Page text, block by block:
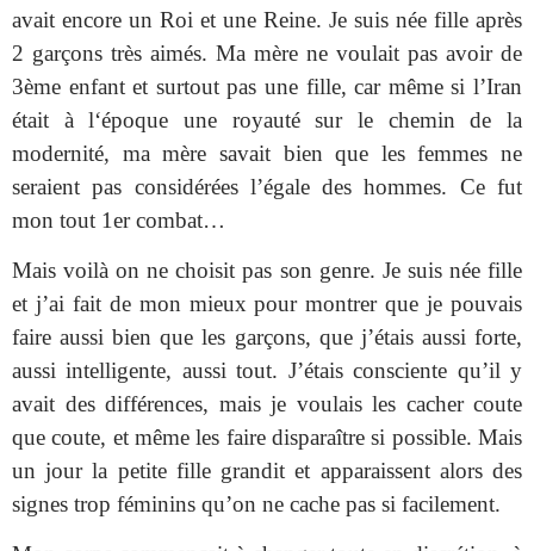
avait encore un Roi et une Reine. Je suis née fille après
2 garçons très aimés. Ma mère ne voulait pas avoir de
3ème enfant et surtout pas une fille, car même si l’Iran
était à l‘époque une royauté sur le chemin de la
modernité, ma mère savait bien que les femmes ne
seraient pas considérées l’égale des hommes. Ce fut
mon tout 1er combat…
Mais voilà on ne choisit pas son genre. Je suis née fille
et j’ai fait de mon mieux pour montrer que je pouvais
faire aussi bien que les garçons, que j’étais aussi forte,
aussi intelligente, aussi tout. J’étais consciente qu’il y
avait des différences, mais je voulais les cacher coute
que coute, et même les faire disparaître si possible. Mais
un jour la petite fille grandit et apparaissent alors des
signes trop féminins qu’on ne cache pas si facilement.